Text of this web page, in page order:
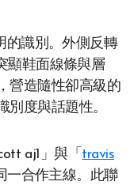
的識別。外側反轉
顯鞋面線條與層
營造隨性卻高級的
度與話題性。
aj1」與「 travis
一合作主線。此聯